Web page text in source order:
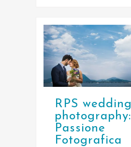
RPS wedding
photography:
Passione
Fotografica